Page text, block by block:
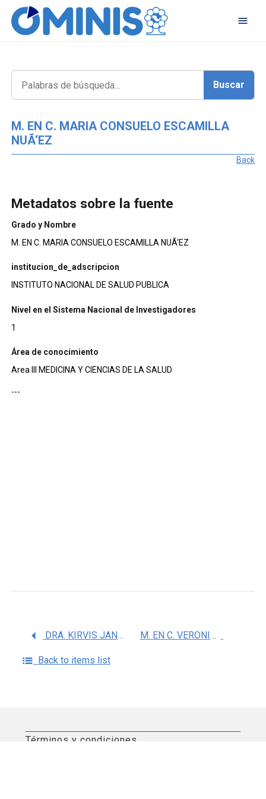
M. EN C. MARIA CONSUELO ESCAMILLA
NUÃ‘EZ
Back
Metadatos sobre la fuente
Grado y Nombre
M. EN C. MARIA CONSUELO ESCAMILLA NUÃ‘EZ
institucion_de_adscripcion
INSTITUTO NACIONAL DE SALUD PUBLICA
Nivel en el Sistema Nacional de Investigadores
1
Área de conocimiento
Area III MEDICINA Y CIENCIAS DE LA SALUD
---
DRA. KIRVIS JANNETH TORRES POVEDA M. EN C. VERONICA MUNDO ROSAS
Back to items list
Términos y condiciones